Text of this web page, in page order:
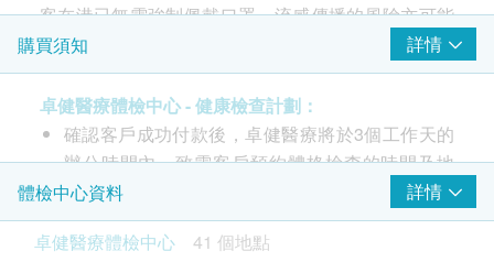
客在港已無需強制佩戴口罩，流感傳播的風險亦可能
會有所增加。在香港，由於以往的防疫措施，本地季
節性流感活躍程度過去三年一直處於低水平，整體市
民對流感的免疫力可能較以往弱。基於季節性流感疫
苗能安全和有效地預防流感及其併發症，除了已知對
疫苗有禁忌症的人士，年滿 6 個月或以上人士每年都
應該接種季節性流感疫苗，以保障個人健康。而 9 歲
以下從未接種過此疫苗的兒童，建議接種兩劑季節性
流感疫苗。
購買須知 詳情
卓健醫療體檢中心 - 健康檢查計劃：
確認客戶成功付款後，卓健醫療將於3個工作天的
辦公時間內，致電客戶預約體格檢查的時間及地
點，客戶亦可以致電 8100 8138 或 Whatsapp
8301 8301預約。
客戶必須於預約當天出示身份證及訂購確認信或電
體檢中心資料
詳情
卓健醫療體檢中心
41 個地點